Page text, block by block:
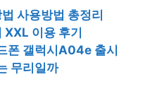
사용방법 총정리
이용 후기
폰 갤럭시A04e 출시
무리일까